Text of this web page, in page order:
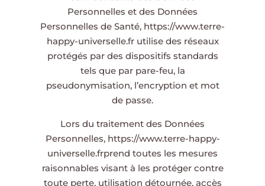
Personnelles et des Données
Personnelles de Santé, https://www.terre-
happy-universelle.frutilise des réseaux
protégés par des dispositifs standards
tels que par pare-feu, la
pseudonymisation, l’encryption et mot
de passe.
Lors du traitement des Données
Personnelles, https://www.terre-happy-
universelle.frprend toutes les mesures
raisonnables visant à les protéger contre
toute perte, utilisation détournée, accès